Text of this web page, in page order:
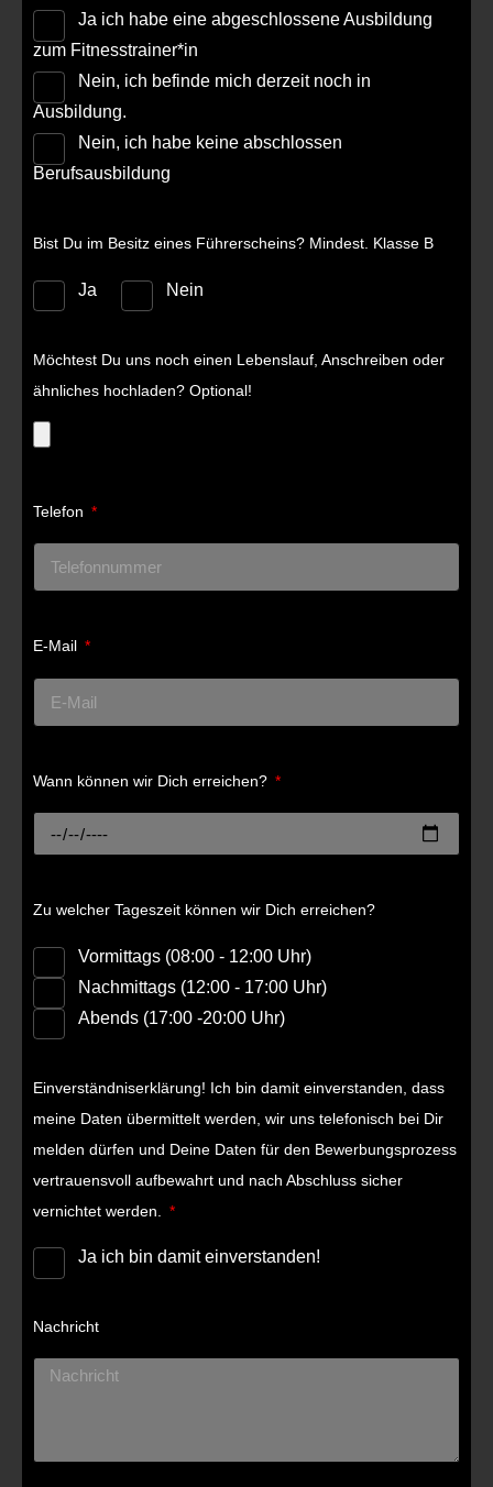
Ja ich habe eine abgeschlossene Ausbildung
zum Fitnesstrainer*in
Nein, ich befinde mich derzeit noch in
Ausbildung.
Nein, ich habe keine abschlossen
Berufsausbildung
Bist Du im Besitz eines Führerscheins? Mindest. Klasse B
Ja Nein
Möchtest Du uns noch einen Lebenslauf, Anschreiben oder
ähnliches hochladen? Optional!
Telefon
E-Mail
Wann können wir Dich erreichen?
Zu welcher Tageszeit können wir Dich erreichen?
Vormittags (08:00 - 12:00 Uhr)
Nachmittags (12:00 - 17:00 Uhr)
Abends (17:00 -20:00 Uhr)
Einverständniserklärung! Ich bin damit einverstanden, dass
meine Daten übermittelt werden, wir uns telefonisch bei Dir
melden dürfen und Deine Daten für den Bewerbungsprozess
vertrauensvoll aufbewahrt und nach Abschluss sicher
vernichtet werden.
Ja ich bin damit einverstanden!
Nachricht